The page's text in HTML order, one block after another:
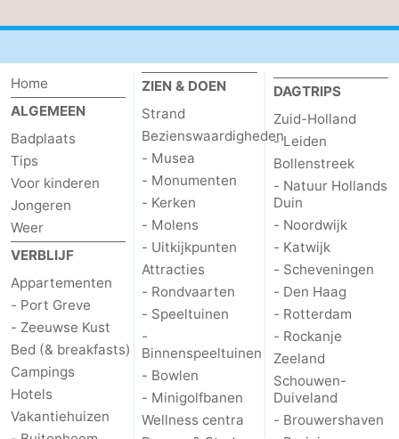
Schouwen
Natuur
Oranjezon
-
Oostkapelle
-
Natuur
de
Mantelingen
-
Domburg
-
Zoutelande
-
Vlissingen
-
Middelburg
Weer
Home
ALGEMEEN
Badplaats
Tips
Voor kinderen
Jongeren
Weer
VERBLIJF
Appartementen
- Port Greve
- Zeeuwse Kust
Bed (& breakfasts)
Campings
Hotels
Vakantiehuizen
ZIEN & DOEN
Strand
Bezienswaardigheden
- Musea
- Monumenten
- Kerken
- Molens
- Uitkijkpunten
Attracties
- Rondvaarten
- Speeltuinen
-
Binnenspeeltuinen
- Bowlen
- Minigolfbanen
Wellness centra
DAGTRIPS
Zuid-Holland
- Leiden
Bollenstreek
- Natuur Hollands
Duin
- Noordwijk
- Katwijk
- Scheveningen
- Den Haag
- Rotterdam
- Rockanje
Zeeland
Schouwen-
Duiveland
- Brouwershaven